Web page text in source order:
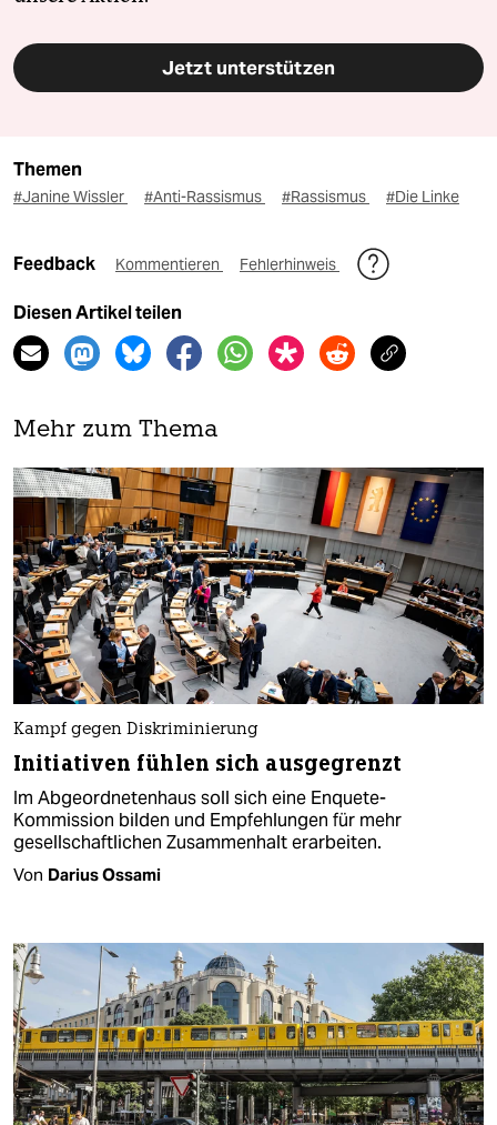
Jetzt unterstützen
Themen
#Janine Wissler #Anti-Rassismus #Rassismus #Die Linke
Feedback Kommentieren Fehlerhinweis
Diesen Artikel teilen
Mehr zum Thema
Kampf gegen Diskriminierung
Initiativen fühlen sich ausgegrenzt
Im Abgeordnetenhaus soll sich eine Enquete-
Kommission bilden und Empfehlungen für mehr
gesellschaftlichen Zusammenhalt erarbeiten. ​
Von Darius Ossami